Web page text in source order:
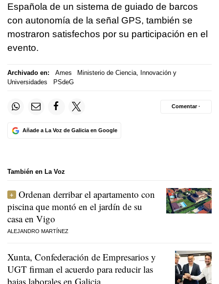
Española de un sistema de guiado de barcos
con autonomía de la señal GPS, también se
mostraron satisfechos por su participación en el
evento.
Archivado en: Ames
Ministerio de Ciencia, Innovación y
Universidades
PSdeG
Añade a La Voz de Galicia en Google
Comentar ·
También en La Voz
Ordenan derribar el apartamento con
piscina que montó en el jardín de su
casa en Vigo
ALEJANDRO MARTÍNEZ
Xunta, Confederación de Empresarios y
UGT firman el acuerdo para reducir las
bajas laborales en Galicia